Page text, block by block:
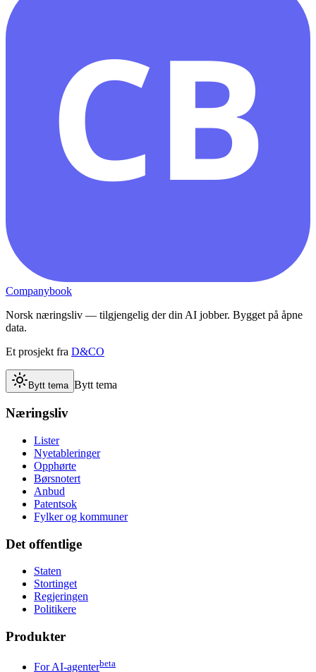
CB
Companybook
Norsk næringsliv — tilgjengelig der din AI jobber. Bygget på åpne
data.
Et prosjekt fra D&CO
Bytt tema Bytt tema
Næringsliv
Lister
Nyetableringer
Opphørte
Børsnotert
Anbud
Patentsok
Fylker og kommuner
Det offentlige
Staten
Stortinget
Regjeringen
Politikere
Produkter
For AI-agenterbeta